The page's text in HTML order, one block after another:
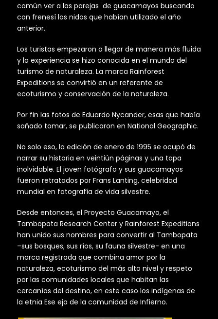
común ver a las parejas de guacamayos buscando
con frenesí los nidos que habían utilizado el año
anterior.
Los turistas empezaron a llegar de manera más fluida
y la experiencia se hizo conocida en el mundo del
turismo de naturaleza. La marca Rainforest
Expeditions se convirtió en un referente de
ecoturismo y conservación de la naturaleza.
Por fin las fotos de Eduardo Nycander, esas que había
soñado tomar, se publicaron en National Geographic.
No solo eso, la edición de enero de 1995 se ocupó de
narrar su historia en veintiún páginas y una tapa
inolvidable. El joven fotógrafo y sus guacamayos
fueron retratados por Frans Lanting, celebridad
mundial en fotografía de vida silvestre.
Desde entonces, el Proyecto Guacamayo, el
Tambopata Research Center y Rainforest Expeditions
han unido sus nombres para convertir al Tambopata
–sus bosques, sus ríos, su fauna silvestre- en una
marca registrada que combina amor por la
naturaleza, ecoturismo del más alto nivel y respeto
por las comunidades locales que habitan las
cercanías del destino, en este caso los indígenas de
la etnia Ese eja de la comunidad de Infierno.